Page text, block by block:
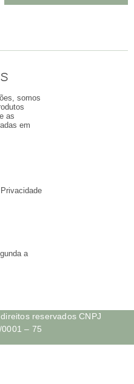
somos
as
em
a
reservados CNPJ
– 75